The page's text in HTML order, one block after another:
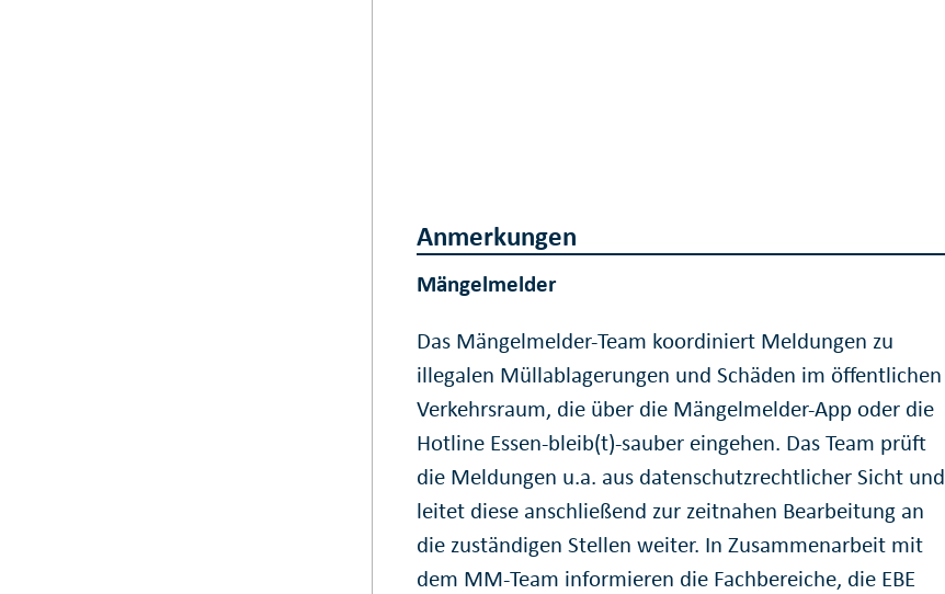
Anmerkungen
Mängelmelder
Das Mängelmelder-Team koordiniert Meldungen zu
illegalen Müllablagerungen und Schäden im öffentlichen
Verkehrsraum, die über die Mängelmelder-App oder die
Hotline Essen-bleib(t)-sauber eingehen. Das Team prüft
die Meldungen u.a. aus datenschutzrechtlicher Sicht und
leitet diese anschließend zur zeitnahen Bearbeitung an
die zuständigen Stellen weiter. In Zusammenarbeit mit
dem MM-Team informieren die Fachbereiche, die EBE